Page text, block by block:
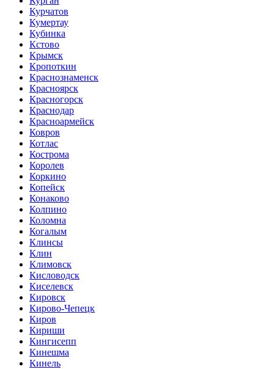
Курчатов
Кумертау
Кубинка
Кстово
Крымск
Кропоткин
Краснознаменск
Красноярск
Красногорск
Краснодар
Красноармейск
Ковров
Котлас
Кострома
Королев
Коркино
Копейск
Конаково
Колпино
Коломна
Когалым
Клинсы
Клин
Климовск
Кисловодск
Киселевск
Кировск
Кирово-Чепецк
Киров
Кириши
Кингисепп
Кинешма
Кинель